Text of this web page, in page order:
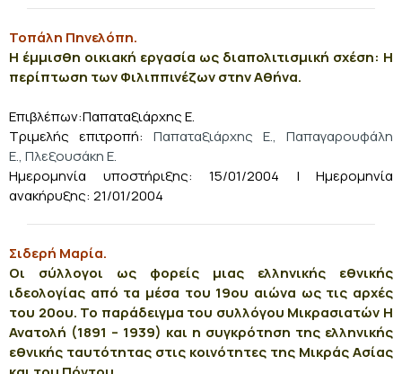
Τοπάλη Πηνελόπη.
Η έμμισθη οικιακή εργασία ως διαπολιτισμική σχέση: Η
περίπτωση των Φιλιππινέζων στην Αθήνα.
Επιβλέπων:Παπαταξιάρχης Ε.
Τριμελής επιτροπή: Παπαταξιάρχης Ε., Παπαγαρουφάλη
Ε., Πλεξουσάκη Ε.
Ημερομηνία υποστήριξης: 15/01/2004 | Ημερομηνία
ανακήρυξης: 21/01/2004
Σιδερή Μαρία.
Οι σύλλογοι ως φορείς μιας ελληνικής εθνικής
ιδεολογίας από τα μέσα του 19ου αιώνα ως τις αρχές
του 20ου. Το παράδειγμα του συλλόγου Μικρασιατών Η
Ανατολή (1891 – 1939) και η συγκρότηση της ελληνικής
εθνικής ταυτότητας στις κοινότητες της Μικράς Ασίας